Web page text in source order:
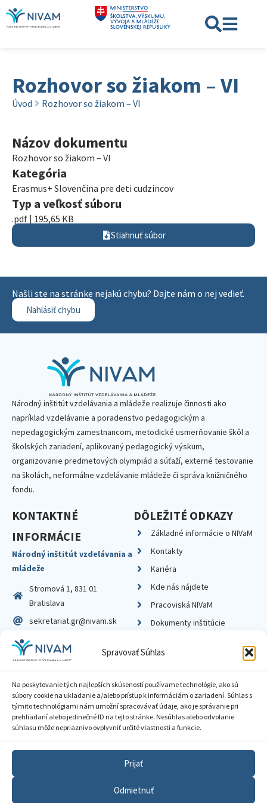
Spravovať Súhlas
Na poskytovanie tých najlepších skúseností používame technológie, ako sú
súbory cookie na ukladanie a/alebo prístup k informáciám o zariadení. Súhlas s
týmito technológiami nám umožní spracovávať údaje, ako je správanie pri
prehliadaní alebo jedinečné ID na tejto stránke. Nesúhlas alebo odvolanie
súhlasu môže nepriaznivo ovplyvniť určité vlastnosti a funkcie.
Prijať
Odmietnuť
Rozhovor so žiakom – VI
Úvod Rozhovor so žiakom – VI
Názov dokumentu
Rozhovor so žiakom – VI
Kategória
Erasmus+ Slovenčina pre deti cudzincov
Typ a veľkosť súboru
.pdf | 195,65 KB
Stiahnuť súbor
Našli ste na stránke nejakú chybu? Dajte nám o nej vedieť.
Nahlásiť chybu
Národný inštitút vzdelávania a mládeže realizuje činnosti ako
napríklad vzdelávanie a poradenstvo pedagogickým a
nepedagogickým zamestnancom, metodické usmerňovanie škôl a
školských zariadení, aplikovaný pedagogický výskum,
organizovanie predmetových olympiád a súťaží, externé testovanie
na školách, neformálne vzdelávanie mládeže či správa knižničného
fondu.
KONTAKTNÉ
INFORMÁCIE
Národný inštitút vzdelávania a
mládeže
Stromová 1, 831 01
Bratislava
sekretariat.gr@nivam.sk
IČO: 00164348
DIČ: 2020798714
DÔLEŽITÉ ODKAZY
Základné informácie o NIVaM
Kontakty
Kariéra
Kde nás nájdete
Pracoviská NIVaM
Dokumenty inštitúcie
Zásady ochrany súkromia
Sprístupnenie informácií